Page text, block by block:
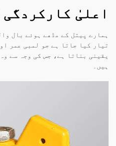
اعلیٰ
ہمارے پیتل کے مڈھے ہوئے بال
تیار کیا جاتا ہے جو لمبی عمر
یقینی بناتا ہے، جس کی وجہ سے
ہیں۔